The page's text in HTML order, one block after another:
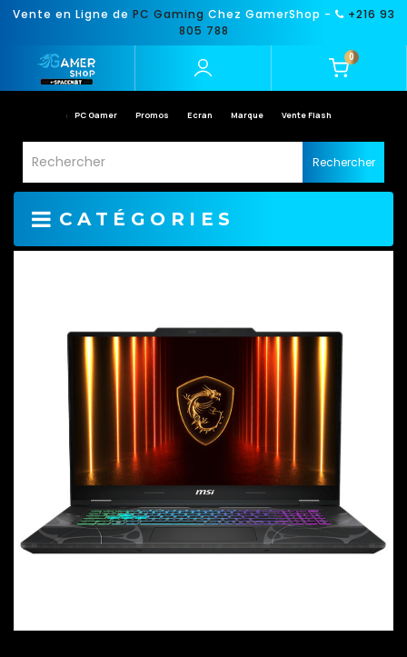
Vente en Ligne de PC Gaming Chez GamerShop -
+216 93
805 788
0
PC Gamer Promos Ecran Marque Vente Flash
Rechercher
CATÉGORIES